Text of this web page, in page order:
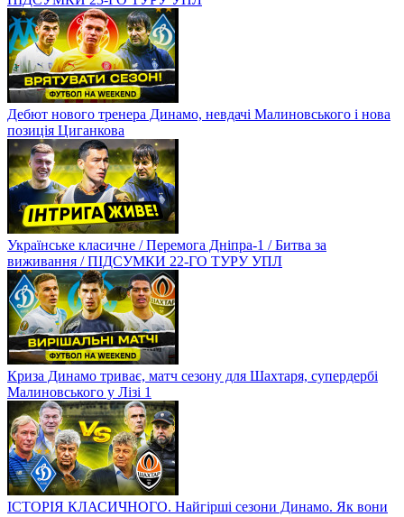
Дебют нового тренера Динамо, невдачі Малиновського і нова
позиція Циганкова
Українське класичне / Перемога Дніпра-1 / Битва за
виживання / ПІДСУМКИ 22-ГО ТУРУ УПЛ
Криза Динамо триває, матч сезону для Шахтаря, супердербі
Малиновського у Лізі 1
ІСТОРІЯ КЛАСИЧНОГО. Найгірші сезони Динамо. Як вони